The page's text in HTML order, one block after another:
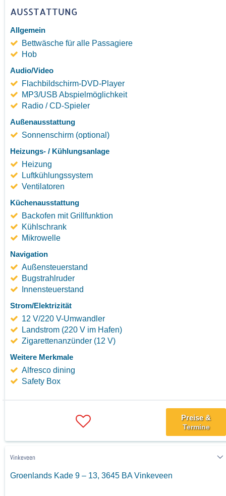
AUSSTATTUNG
Allgemein
Bettwäsche für alle Passagiere
Hob
Audio/Video
Flachbildschirm-DVD-Player
MP3/USB Abspielmöglichkeit
Radio / CD-Spieler
Außenausstattung
Sonnenschirm (optional)
Heizungs- / Kühlungsanlage
Heizung
Luftkühlungssystem
Ventilatoren
Küchenausstattung
Backofen mit Grillfunktion
Kühlschrank
Mikrowelle
Navigation
Außensteuerstand
Bugstrahlruder
Innensteuerstand
Strom/Elektrizität
12 V/220 V-Umwandler
Landstrom (220 V im Hafen)
Zigarettenanzünder (12 V)
Weitere Merkmale
Alfresco dining
Safety Box
Preise &
Termine
Vinkeveen
Groenlands Kade 9 – 13, 3645 BA Vinkeveen